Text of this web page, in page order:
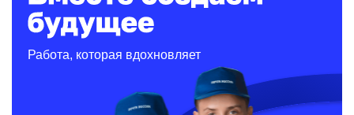
Работа, которая вдохновляет